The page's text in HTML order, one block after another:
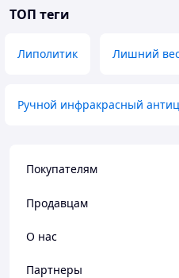
ТОП теги
Липолитик Лишний
Ручной инфракрасный
Покупателям
Продавцам
О нас
Партнеры